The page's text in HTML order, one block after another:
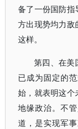
备了一份国防
方出现势均力敌
这样。
第四、在美
已成为固定的
始，就表明这个
地缘政治。不
道，是实现军